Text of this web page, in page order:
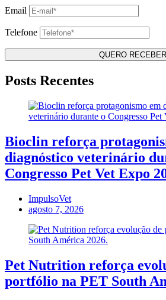
Email
Telefone
Posts Recentes
Bioclin reforça
diagnóstico veterinário
Congresso Pet Vet Expo
ImpulsoVet
agosto 7, 2026
Pet Nutrition reforça
portfólio na PET South